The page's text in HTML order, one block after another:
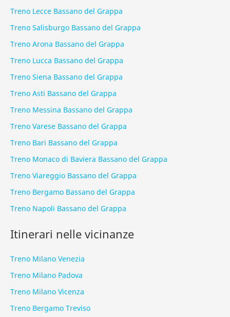
Treno Lecce Bassano del Grappa
Treno Salisburgo Bassano del Grappa
Treno Arona Bassano del Grappa
Treno Lucca Bassano del Grappa
Treno Siena Bassano del Grappa
Treno Asti Bassano del Grappa
Treno Messina Bassano del Grappa
Treno Varese Bassano del Grappa
Treno Bari Bassano del Grappa
Treno Monaco di Baviera Bassano del Grappa
Treno Viareggio Bassano del Grappa
Treno Bergamo Bassano del Grappa
Treno Napoli Bassano del Grappa
Itinerari nelle vicinanze
Treno Milano Venezia
Treno Milano Padova
Treno Milano Vicenza
Treno Bergamo Treviso